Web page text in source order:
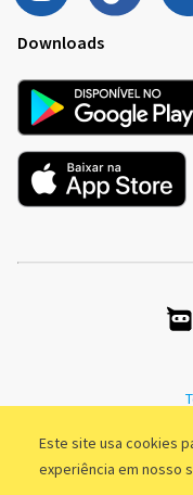
Este site usa cookies
experiência em nosso
Downloads